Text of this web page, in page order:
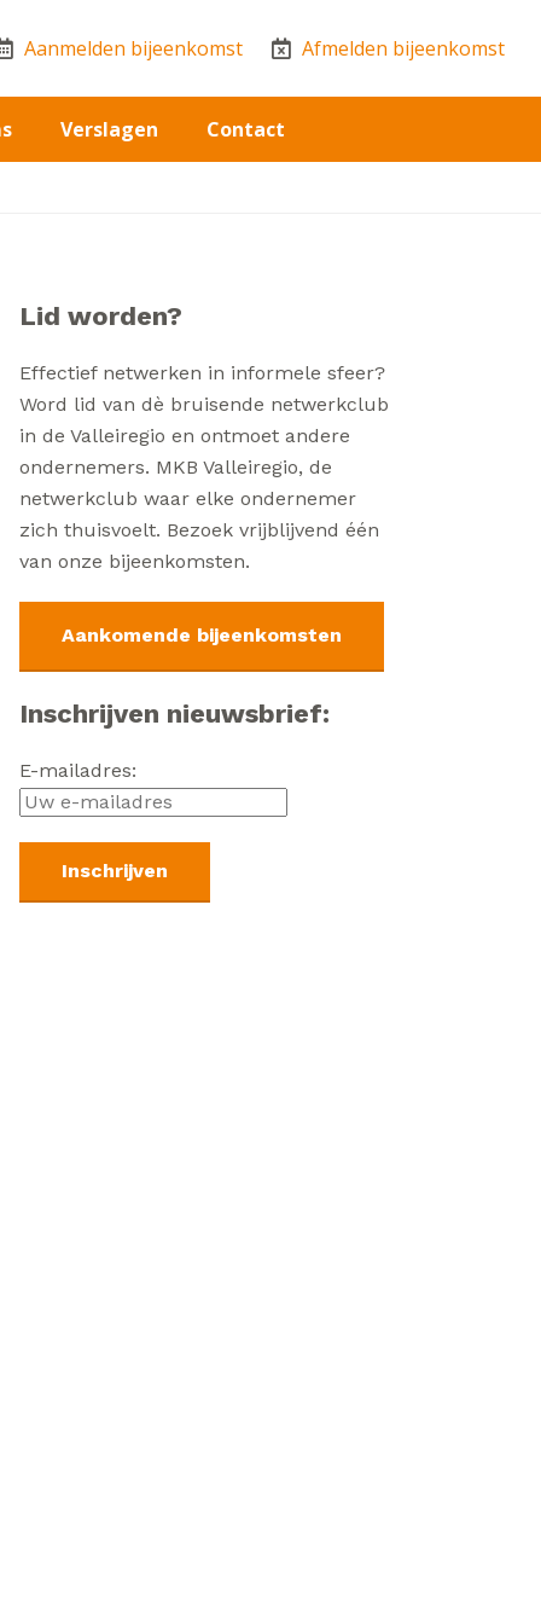
Aanmelden bijeenkomst Afmelden bijeenkomst
Verslagen Contact
Lid worden?
Effectief netwerken in informele sfeer?
Word lid van dè bruisende netwerkclub
in de Valleiregio en ontmoet andere
ondernemers. MKB Valleiregio, de
netwerkclub waar elke ondernemer
zich thuisvoelt. Bezoek vrijblijvend één
van onze bijeenkomsten.
Aankomende bijeenkomsten
Inschrijven nieuwsbrief:
E-mailadres: